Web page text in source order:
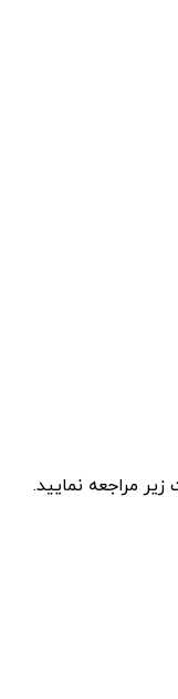
مراجعه نمایید.